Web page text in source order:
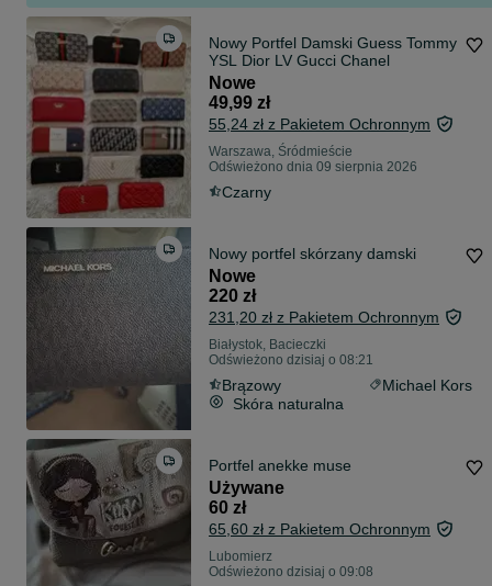
Nowy Portfel Damski Guess Tommy
YSL Dior LV Gucci Chanel
Nowe
49,99 zł
55,24 zł z Pakietem Ochronnym
Warszawa, Śródmieście
Odświeżono dnia 09 sierpnia 2026
Czarny
Nowy portfel skórzany damski
Nowe
220 zł
231,20 zł z Pakietem Ochronnym
Białystok, Bacieczki
Odświeżono dzisiaj o 08:21
Brązowy
Michael Kors
Skóra naturalna
Portfel anekke muse
Używane
60 zł
65,60 zł z Pakietem Ochronnym
Lubomierz
Odświeżono dzisiaj o 09:08